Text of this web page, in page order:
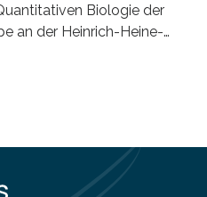
Biologie der
an der Heinrich-Heine-
auf
für Forschung,
(BMFTR) fördert das